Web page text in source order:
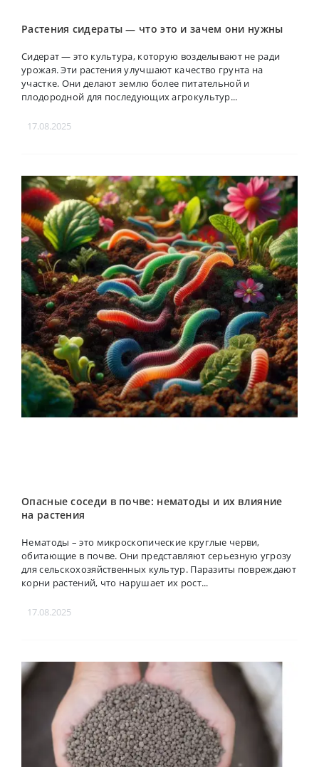
Растения сидераты — что это и зачем они нужны
Сидерат — это культура, которую возделывают не ради
урожая. Эти растения улучшают качество грунта на
участке. Они делают землю более питательной и
плодородной для последующих агрокультур...
17.08.2025
Опасные соседи в почве: нематоды и их влияние
на растения
Нематоды – это микроскопические круглые черви,
обитающие в почве. Они представляют серьезную угрозу
для сельскохозяйственных культур. Паразиты повреждают
корни растений, что нарушает их рост...
17.08.2025